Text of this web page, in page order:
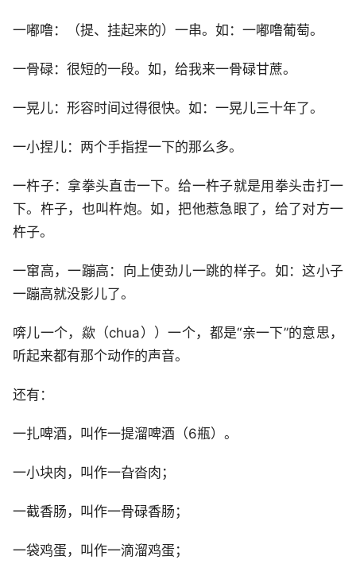
一嘟噜：（提、挂起来的）一串。如：一嘟噜葡萄。
一骨碌：很短的一段。如，给我来一骨碌甘蔗。
一晃儿：形容时间过得很快。如：一晃儿三十年了。
一小捏儿：两个手指捏一下的那么多。
一杵子：拿拳头直击一下。给一杵子就是用拳头击打一
下。杵子，也叫杵炮。如，把他惹急眼了，给了对方一
杵子。
一窜高，一蹦高：向上使劲儿一跳的样子。如：这小子
一蹦高就没影儿了。
喯儿一个，歘（chua））一个，都是“亲一下”的意思，
听起来都有那个动作的声音。
还有：
一扎啤酒，叫作一提溜啤酒（6瓶）。
一小块肉，叫作一旮沓肉；
一截香肠，叫作一骨碌香肠；
一袋鸡蛋，叫作一滴溜鸡蛋；